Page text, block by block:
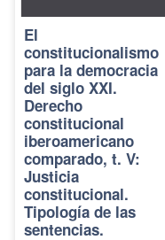
El
constitucionalismo
para la democracia
del siglo XXI.
Derecho
constitucional
iberoamericano
comparado, t. V:
Justicia
constitucional.
Tipología de las
sentencias.